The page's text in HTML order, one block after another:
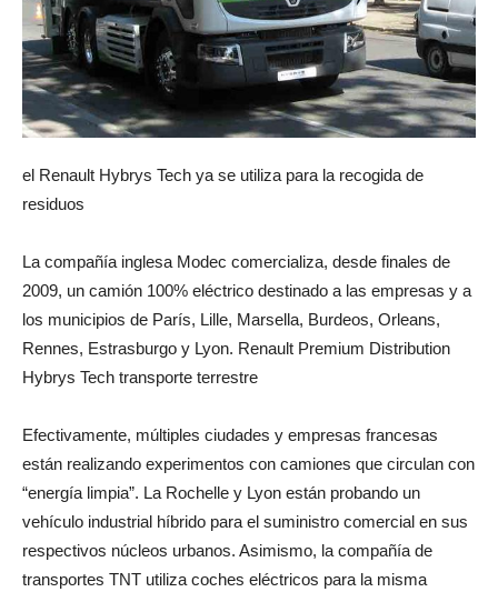
el Renault Hybrys Tech ya se utiliza para la recogida de
residuos
La compañía inglesa Modec comercializa, desde finales de
2009, un camión 100% eléctrico destinado a las empresas y a
los municipios de París, Lille, Marsella, Burdeos, Orleans,
Rennes, Estrasburgo y Lyon. Renault Premium Distribution
Hybrys Tech transporte terrestre
Efectivamente, múltiples ciudades y empresas francesas
están realizando experimentos con camiones que circulan con
“energía limpia”. La Rochelle y Lyon están probando un
vehículo industrial híbrido para el suministro comercial en sus
respectivos núcleos urbanos. Asimismo, la compañía de
transportes TNT utiliza coches eléctricos para la misma